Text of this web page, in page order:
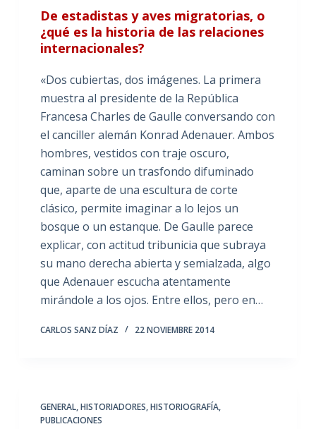
De estadistas y aves migratorias, o
¿qué es la historia de las relaciones
internacionales?
«Dos cubiertas, dos imágenes. La primera
muestra al presidente de la República
Francesa Charles de Gaulle conversando con
el canciller alemán Konrad Adenauer. Ambos
hombres, vestidos con traje oscuro,
caminan sobre un trasfondo difuminado
que, aparte de una escultura de corte
clásico, permite imaginar a lo lejos un
bosque o un estanque. De Gaulle parece
explicar, con actitud tribunicia que subraya
su mano derecha abierta y semialzada, algo
que Adenauer escucha atentamente
mirándole a los ojos. Entre ellos, pero en…
CARLOS SANZ DÍAZ 22 NOVIEMBRE 2014
GENERAL,HISTORIADORES,HISTORIOGRAFÍA,
PUBLICACIONES